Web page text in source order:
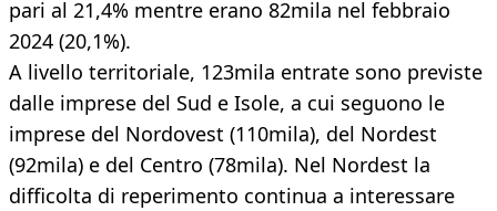
pari al 21,4% mentre erano 82mila nel febbraio
2024 (20,1%).
A livello territoriale, 123mila entrate sono previste
dalle imprese del Sud e Isole, a cui seguono le
imprese del Nordovest (110mila), del Nordest
(92mila) e del Centro (78mila). Nel Nordest la
difficolta di reperimento continua a interessare